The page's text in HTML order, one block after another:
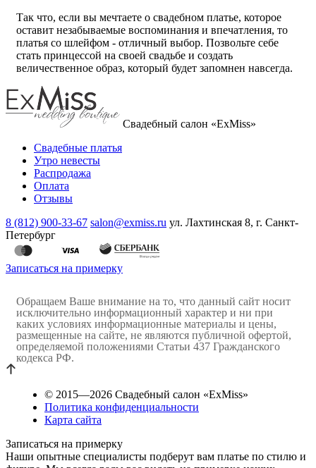
Так что, если вы мечтаете о свадебном платье, которое
оставит незабываемые воспоминания и впечатления, то
платья со шлейфом - отличный выбор. Позвольте себе
стать принцессой на своей свадьбе и создать
величественное образ, который будет запомнен навсегда.
Свадебный салон «ExMiss»
Свадебные платья
Утро невесты
Распродажа
Оплата
Отзывы
8 (812) 900-33-67 salon@exmiss.ru ул. Лахтинская 8, г. Санкт-
Петербург
Записаться на примерку
Обращаем Ваше внимание на то, что данный сайт носит
исключительно информационный характер и ни при
каких условиях информационные материалы и цены,
размещенные на сайте, не являются публичной офертой,
определяемой положениями Статьи 437 Гражданского
кодекса РФ.
© 2015—2026 Свадебный салон «ExMiss»
Политика конфиденциальности
Карта сайта
Записаться на примерку
Наши опытные специалисты подберут вам платье по стилю и